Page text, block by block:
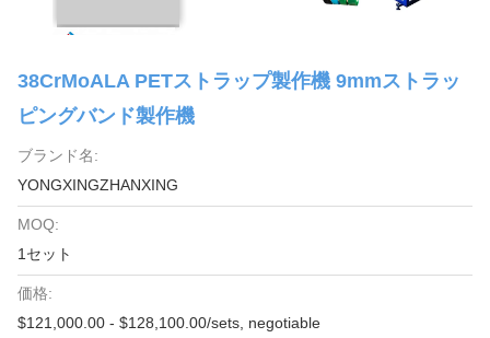
38CrMoALA PETストラップ製作機 9mmストラッ
ピングバンド製作機
ブランド名:
YONGXINGZHANXING
MOQ:
1セット
価格:
$121,000.00 - $128,100.00/sets, negotiable